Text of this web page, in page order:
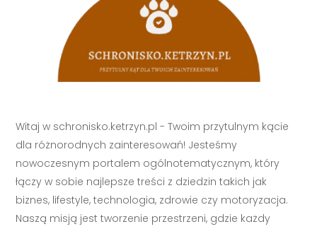
Witaj w schronisko.ketrzyn.pl - Twoim przytulnym kącie
dla różnorodnych zainteresowań! Jesteśmy
nowoczesnym portalem ogólnotematycznym, który
łączy w sobie najlepsze treści z dziedzin takich jak
biznes, lifestyle, technologia, zdrowie czy motoryzacja.
Naszą misją jest tworzenie przestrzeni, gdzie każdy